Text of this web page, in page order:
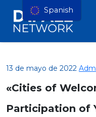
13 de mayo de 2022
«Cities of
Participation of
Spanish